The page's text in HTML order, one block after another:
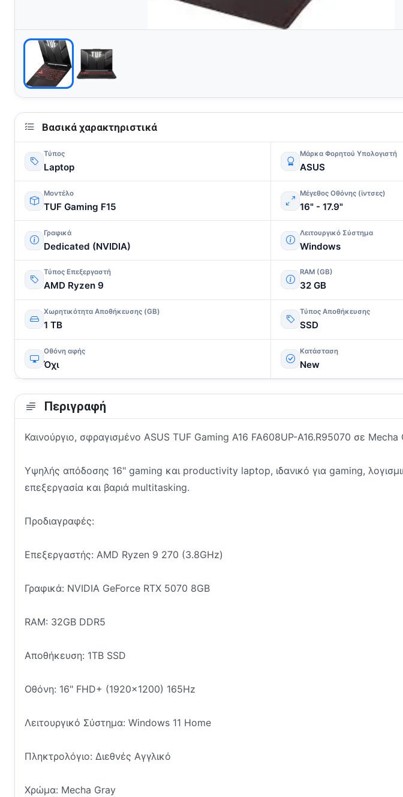
Βασικά χαρακτηριστικά
Τύπος
Laptop
Μάρκα Φορητού Υπολογιστή
ASUS
Μοντέλο
TUF Gaming F15
Μέγεθος Οθόνης (ίντσες)
16" - 17.9"
Γραφικά
Dedicated (NVIDIA)
Λειτουργικό Σύστημα
Windows
Τύπος Επεξεργαστή
AMD Ryzen 9
RAM (GB)
32 GB
Χωρητικότητα Αποθήκευσης (GB)
1 TB
Τύπος Αποθήκευσης
SSD
Οθόνη αφής
Όχι
Κατάσταση
New
Περιγραφή
Καινούργιο, σφραγισμένο ASUS TUF Gaming A16 FA608UP-A16.R95070 σε Mecha
Υψηλής απόδοσης 16" gaming και productivity laptop, ιδανικό για gaming,
επεξεργασία και βαριά multitasking.
Προδιαγραφές:
Επεξεργαστής: AMD Ryzen 9 270 (3.8GHz)
Γραφικά: NVIDIA GeForce RTX 5070 8GB
RAM: 32GB DDR5
Αποθήκευση: 1TB SSD
Οθόνη: 16" FHD+ (1920x1200) 165Hz
Λειτουργικό Σύστημα: Windows 11 Home
Πληκτρολόγιο: Διεθνές Αγγλικό
Χρώμα: Mecha Gray